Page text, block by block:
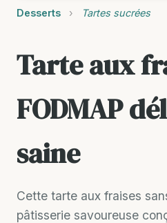
Desserts › Tartes sucrées
Tarte aux
FODMAP
saine
Cette tarte aux fraises
pâtisserie savoureuse